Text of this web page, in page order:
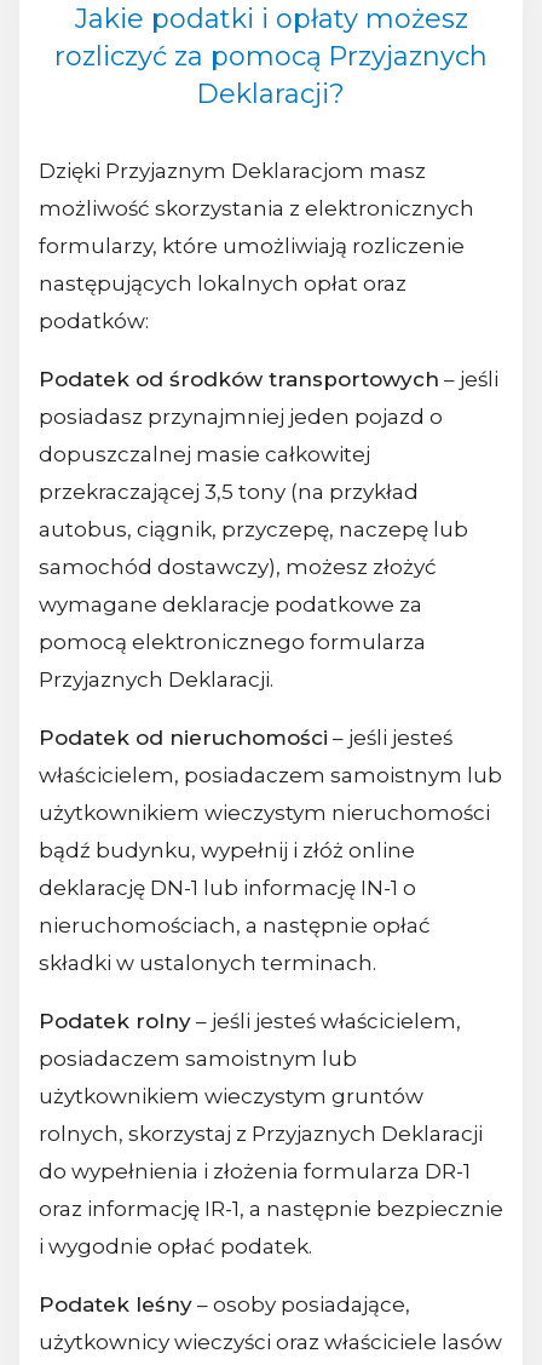
Jakie podatki i opłaty możesz
rozliczyć za pomocą Przyjaznych
Deklaracji?
Dzięki Przyjaznym Deklaracjom masz
możliwość skorzystania z elektronicznych
formularzy, które umożliwiają rozliczenie
następujących lokalnych opłat oraz
podatków:
Podatek od środków transportowych – jeśli
posiadasz przynajmniej jeden pojazd o
dopuszczalnej masie całkowitej
przekraczającej 3,5 tony (na przykład
autobus, ciągnik, przyczepę, naczepę lub
samochód dostawczy), możesz złożyć
wymagane deklaracje podatkowe za
pomocą elektronicznego formularza
Przyjaznych Deklaracji.
Podatek od nieruchomości – jeśli jesteś
właścicielem, posiadaczem samoistnym lub
użytkownikiem wieczystym nieruchomości
bądź budynku, wypełnij i złóż online
deklarację DN-1 lub informację IN-1 o
nieruchomościach, a następnie opłać
składki w ustalonych terminach.
Podatek rolny – jeśli jesteś właścicielem,
posiadaczem samoistnym lub
użytkownikiem wieczystym gruntów
rolnych, skorzystaj z Przyjaznych Deklaracji
do wypełnienia i złożenia formularza DR-1
oraz informację IR-1, a następnie bezpiecznie
i wygodnie opłać podatek.
Podatek leśny – osoby posiadające,
użytkownicy wieczyści oraz właściciele lasów